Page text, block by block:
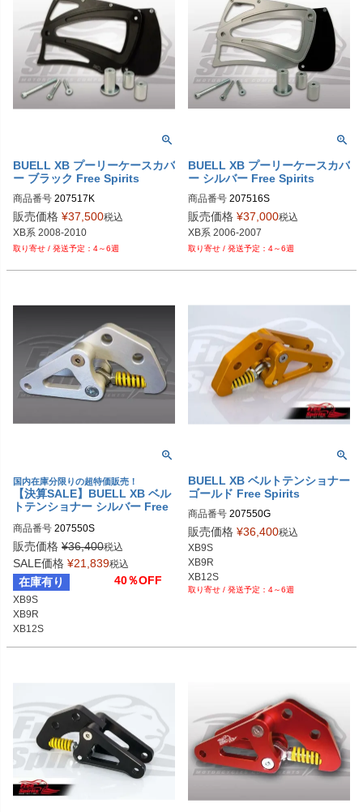
BUELL XB プーリーケースカバ
ー ブラック Free Spirits
商品番号 207517K
販売価格 ¥37,500税込
XB系 2008-2010
4～6週
BUELL XB プーリーケースカバ
ー シルバー Free Spirits
商品番号 207516S
販売価格 ¥37,000税込
XB系 2006-2007
4～6週
国内在庫分限りの超特価販売！
【決算SALE】BUELL XB ベル
トテンショナー シルバー Free
商品番号 207550S
販売価格 ¥36,400税込
SALE価格 ¥21,839税込
在庫有り 40％OFF
XB9S
XB9R
XB12S
BUELL XB ベルトテンショナー
ゴールド Free Spirits
商品番号 207550G
販売価格 ¥36,400税込
XB9S
XB9R
XB12S
4～6週